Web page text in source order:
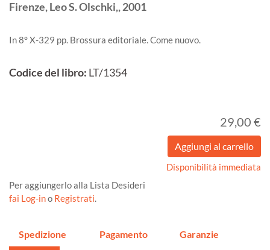
Firenze,Leo S. Olschki,,2001
In 8° X-329 pp. Brossura editoriale. Come nuovo.
Codice del libro: LT/1354
29,00 €
Disponibilità immediata
Per aggiungerlo alla Lista Desideri
fai Log-ino Registrati.
Spedizione Pagamento Garanzie